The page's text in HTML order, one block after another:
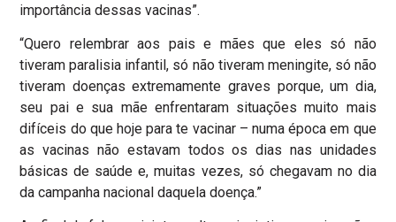
importância dessas vacinas”.
“Quero relembrar aos pais e mães que eles só não
tiveram paralisia infantil, só não tiveram meningite, só não
tiveram doenças extremamente graves porque, um dia,
seu pai e sua mãe enfrentaram situações muito mais
difíceis do que hoje para te vacinar – numa época em que
as vacinas não estavam todos os dias nas unidades
básicas de saúde e, muitas vezes, só chegavam no dia
da campanha nacional daquela doença.”